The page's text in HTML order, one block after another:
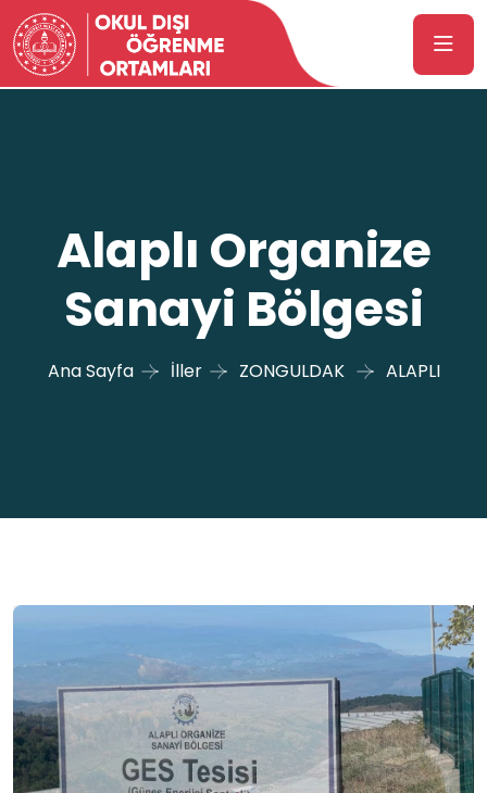
Alaplı Organize
Sanayi Bölgesi
Ana Sayfa İller ZONGULDAK ALAPLI